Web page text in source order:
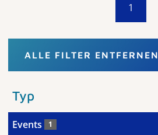
1
ALLE FILTER ENTFERNEN
Typ
Events 1